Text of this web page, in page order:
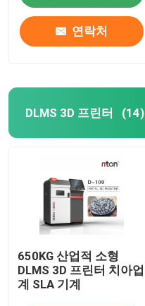
연락처
DLMS 3D 프린터 (14)
650KG 산업적 소형
DLMS 3D 프린터 치아업
계 SLA 기계